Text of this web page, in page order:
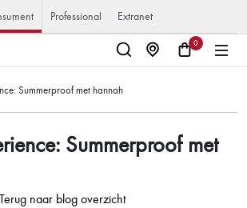
Professional Extranet
0
Summerproof met hannah
Summerproof met
Terug naar blog overzicht